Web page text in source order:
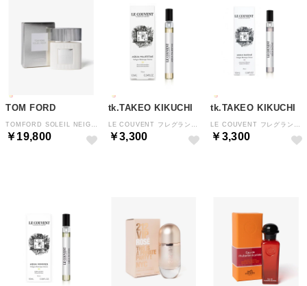
TOM FORD
￥19,800
tk.TAKEO KIKUCHI
￥3,300
tk.TAKEO KIKUCHI
￥3,300